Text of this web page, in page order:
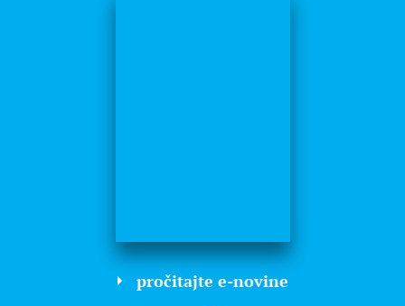
pročitajte e-novine